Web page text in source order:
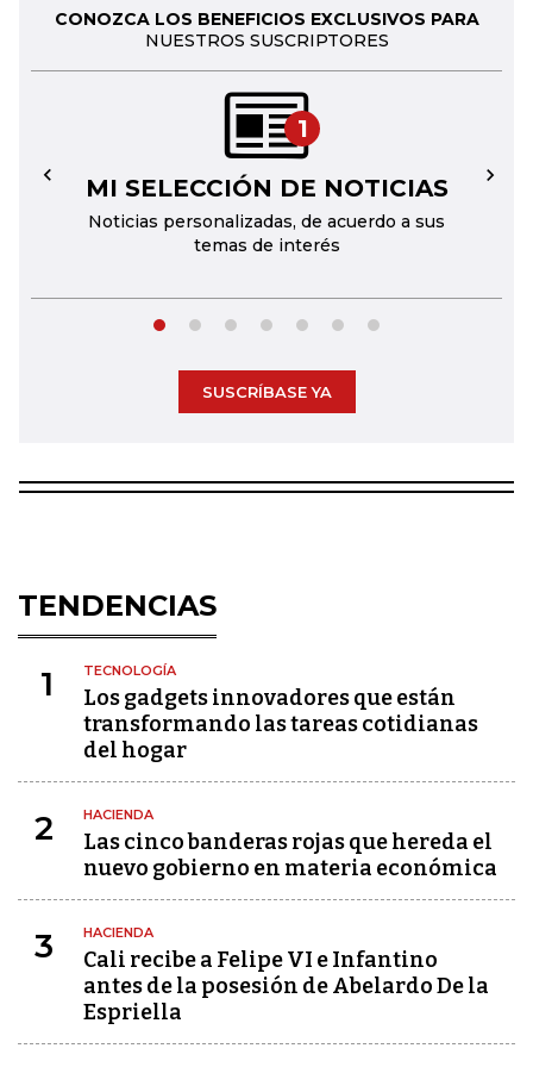
CONOZCA LOS BENEFICIOS EXCLUSIVOS PARA
NUESTROS SUSCRIPTORES
1
MI SELECCIÓN DE NOTICIAS
Noticias personalizadas, de acuerdo a sus
temas de interés
← →
SUSCRÍBASE YA
TENDENCIAS
1 TECNOLOGÍA
Los gadgets innovadores que están
transformando las tareas cotidianas
del hogar
2 HACIENDA
Las cinco banderas rojas que hereda el
nuevo gobierno en materia económica
3 HACIENDA
Cali recibe a Felipe VI e Infantino
antes de la posesión de Abelardo De la
Espriella